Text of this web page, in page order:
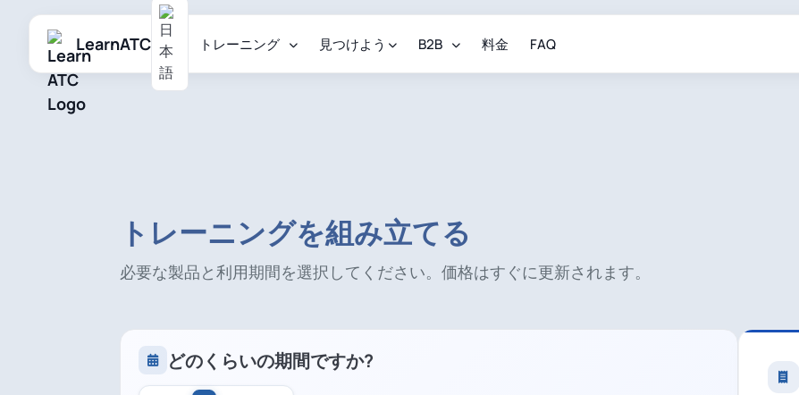
LearnATC トレーニング 見つけよう B2B 料金 FAQ
トレーニングを組み立てる
必要な製品と利用期間を選択してください。価格はすぐに更新されます。
どのくらいの期間ですか?